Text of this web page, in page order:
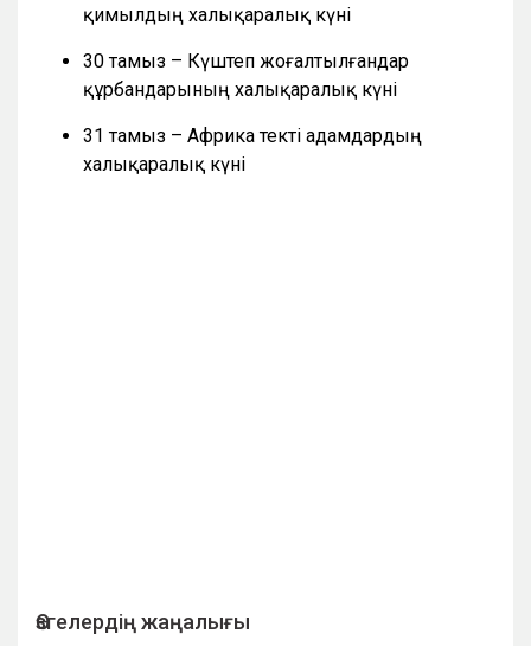
қимылдың халықаралық күні
30 тамыз – Күштеп жоғалтылғандар
құрбандарының халықаралық күні
31 тамыз – Африка текті адамдардың
халықаралық күні